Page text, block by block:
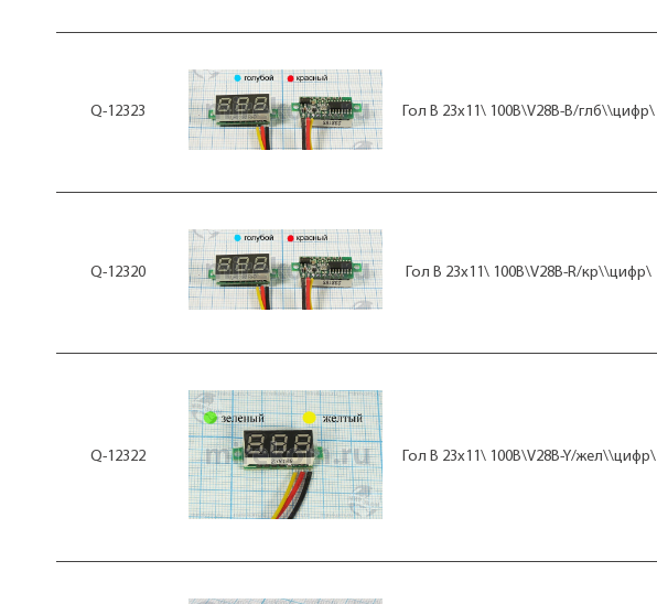
М42300
М4248.2
Ц42302
Q-12323 Гол В 23x11\ 100В\V28B-B/глб\\цифр\
Q-12320 Гол В 23x11\ 100В\V28B-R/кр\\цифр\
Q-12322 Гол В 23x11\ 100В\V28B-Y/жел\\цифр\